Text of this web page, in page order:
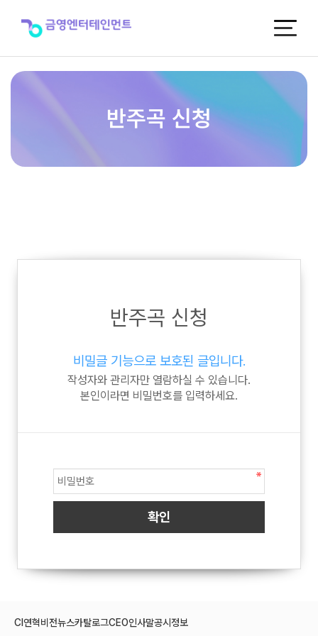
반주곡 신청
반주곡 신청
비밀글 기능으로 보호된 글입니다.
작성자와 관리자만 열람하실 수 있습니다.
본인이라면 비밀번호를 입력하세요.
CI 연혁비전뉴스카탈로그CEO인사말공시정보